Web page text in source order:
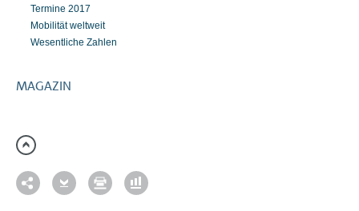
Termine 2017
Mobilität weltweit
Wesentliche Zahlen
MAGAZIN